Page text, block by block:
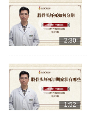
2:30
1:52